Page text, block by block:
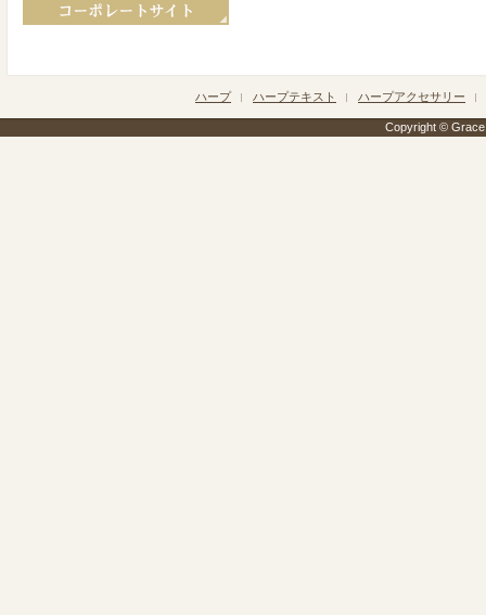
ハープ ハープテキスト ハープアクセサリー
Copyright © Grace